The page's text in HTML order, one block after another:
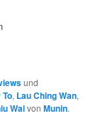
und
, Lau Ching Wan,
WaivonMunin.